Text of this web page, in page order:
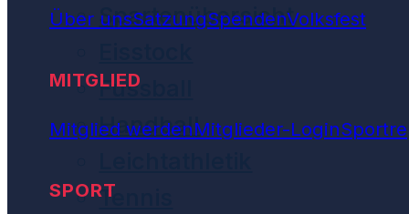
Spartenübersicht
Fussball
Handball
Tennis
Über unsSatzungSpendenVolksfest
MITGLIED
Mitglied werdenMitglieder-Login
SPORT